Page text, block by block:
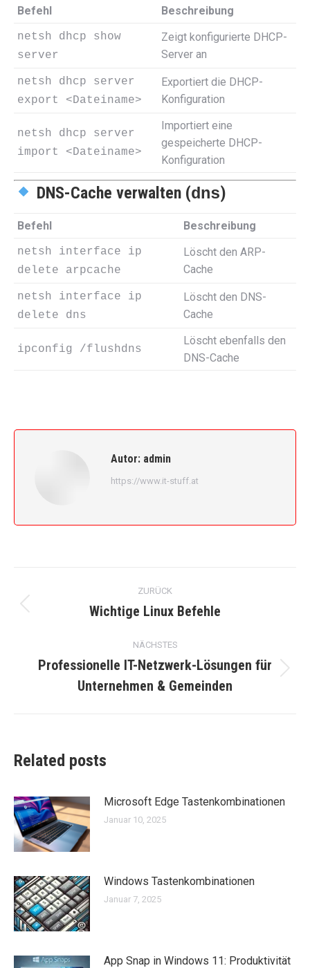
Befehl Beschreibung
netsh dhcp show
server
Zeigt konfigurierte DHCP-
Server an
netsh dhcp server
export <Dateiname>
Exportiert die DHCP-
Konfiguration
netsh dhcp server
import <Dateiname>
Importiert eine
gespeicherte DHCP-
Konfiguration
DNS-Cache verwalten (dns)
Befehl Beschreibung
netsh interface ip
delete arpcache
Löscht den ARP-
Cache
netsh interface ip
delete dns
Löscht den DNS-
Cache
ipconfig /flushdns
Löscht ebenfalls den
DNS-Cache
Autor: admin
https://www.it-stuff.at
Kommentarnavigation
ZURÜCK
Vorheriger
Wichtige Linux Befehle
NÄCHSTES
Beitrag:
Professionelle IT-Netzwerk-Lösungen für
Unternehmen & Gemeinden
Related posts
Microsoft Edge Tastenkombinationen
Januar 10, 2025
Windows Tastenkombinationen
Januar 7, 2025
App Snap in Windows 11: Produktivität